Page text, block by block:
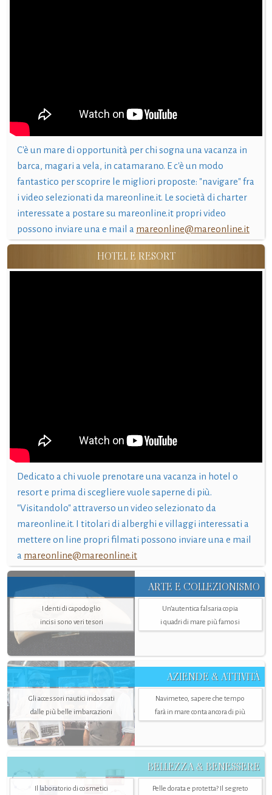
C'è un mare di opportunità per chi sogna una vacanza in
barca, magari a vela, in catamarano. E c'è un modo
fantastico per scoprire le migliori proposte: "navigare" fra
i video selezionati da mareonline.it. Le società di charter
interessate a postare su mareonline.it propri video
possono inviare una e mail a mareonline@mareonline.it
HOTEL E RESORT
Dedicato a chi vuole prenotare una vacanza in hotel o
resort e prima di scegliere vuole saperne di più.
"Visitandolo" attraverso un video selezionato da
mareonline.it. I titolari di alberghi e villaggi interessati a
mettere on line propri filmati possono inviare una e mail
a mareonline@mareonline.it
ARTE E COLLEZIONISMO
I denti di capodoglio
incisi sono veri tesori
Un’autentica falsaria copia
i quadri di mare più famosi
AZIENDE & ATTIVITÀ
Gli accessori nautici indossati
dalle più belle imbarcazioni
Navimeteo, sapere che tempo
farà in mare conta ancora di più
BELLEZZA & BENESSERE
Il laboratorio di cosmetici Pelle dorata e protetta? Il segreto